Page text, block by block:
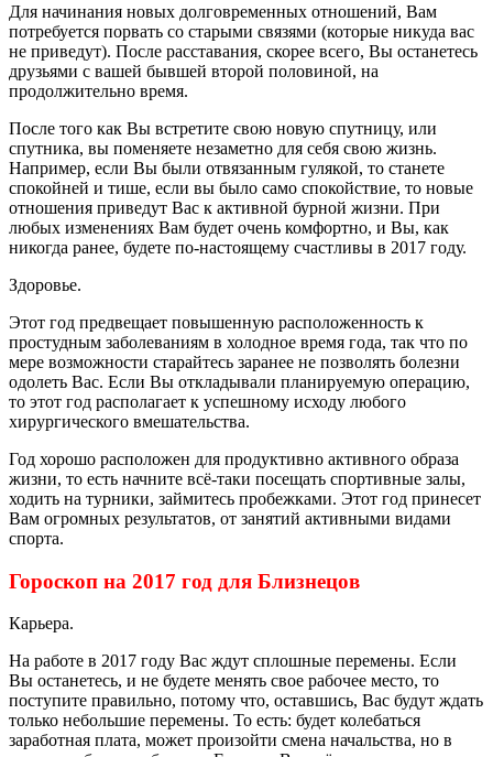
Для начинания новых долговременных отношений, Вам
потребуется порвать со старыми связями (которые никуда вас
не приведут). После расставания, скорее всего, Вы останетесь
друзьями с вашей бывшей второй половиной, на
продолжительно время.
После того как Вы встретите свою новую спутницу, или
спутника, вы поменяете незаметно для себя свою жизнь.
Например, если Вы были отвязанным гулякой, то станете
спокойней и тише, если вы было само спокойствие, то новые
отношения приведут Вас к активной бурной жизни. При
любых изменениях Вам будет очень комфортно, и Вы, как
никогда ранее, будете по-настоящему счастливы в 2017 году.
Здоровье.
Этот год предвещает повышенную расположенность к
простудным заболеваниям в холодное время года, так что по
мере возможности старайтесь заранее не позволять болезни
одолеть Вас. Если Вы откладывали планируемую операцию,
то этот год располагает к успешному исходу любого
хирургического вмешательства.
Год хорошо расположен для продуктивно активного образа
жизни, то есть начните всё-таки посещать спортивные залы,
ходить на турники, займитесь пробежками. Этот год принесет
Вам огромных результатов, от занятий активными видами
спорта.
Гороскоп на 2017 год для Близнецов
Карьера.
На работе в 2017 году Вас ждут сплошные перемены. Если
Вы останетесь, и не будете менять свое рабочее место, то
поступите правильно, потому что, оставшись, Вас будут ждать
только небольшие перемены. То есть: будет колебаться
заработная плата, может произойти смена начальства, но в